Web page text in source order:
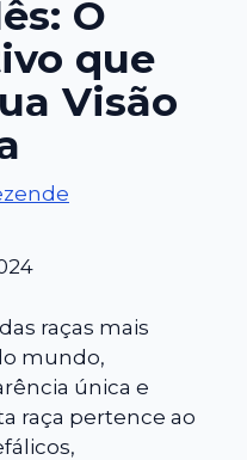
O
que
Visão
raças mais
mundo,
única e
raça pertence ao